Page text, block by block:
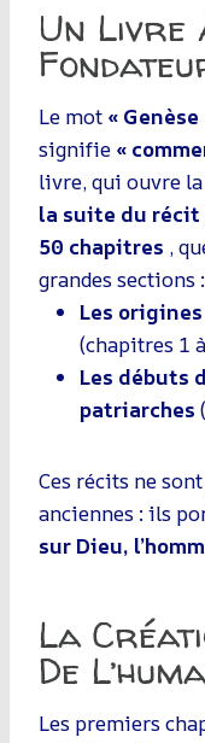
Un Livre
Le mot « Genèse
signifie «
livre, qui ouvre la
la suite du
50 chapitres ,
grandes sections :
Les
(chapitres 1
Les débuts
patriarches
Ces récits ne
anciennes : ils
sur Dieu,
La
De
Les premiers